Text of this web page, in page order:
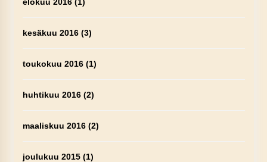
kesäkuu 2016(3)
toukokuu 2016(1)
huhtikuu 2016(2)
maaliskuu 2016(2)
joulukuu 2015(1)